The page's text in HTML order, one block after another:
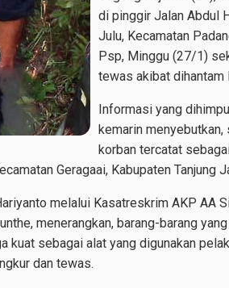
di pinggir Jalan Abdul
Julu, Kecamatan
Psp, Minggu (27/1)
tewas akibat dihantam
Informasi yang
kemarin
korban tercatat
Geragaai, Kabupaten Tanjung
melalui Kasatreskrim AKP AA
menerangkan, barang-barang
kuat sebagai alat yang digunakan
dan tewas.